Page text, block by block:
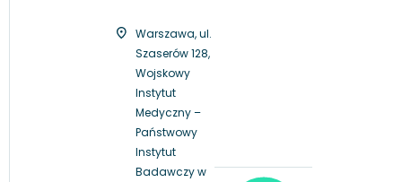
Warszawa, ul.
Szaserów 128,
Wojskowy
Instytut
Medyczny –
Państwowy
Instytut
Badawczy w